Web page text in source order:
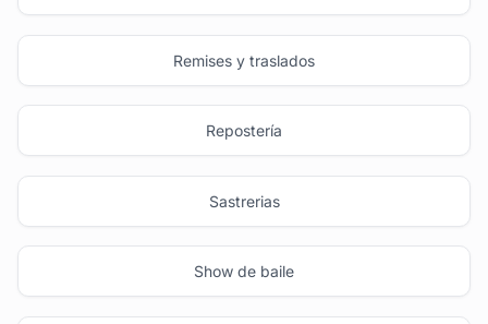
Remises y traslados
Repostería
Sastrerias
Show de baile